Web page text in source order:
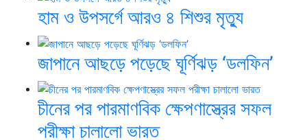
হাম ও উপসর্গে আরও ৪ শিশুর মৃত্যু
জাপানে আছড়ে পড়েছে ঘূর্ণিঝড় ‘ডলফিন’
চীনের পর পারমাণবিক ক্ষেপণাস্ত্রের সফল
পরীক্ষা চালালো ভারত